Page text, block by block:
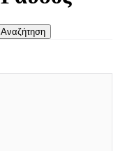
Αναζήτηση